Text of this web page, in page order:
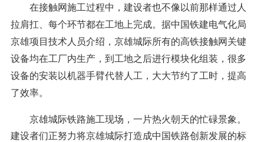
在接触网施工过程中，建设者也不像以前那样通过人
拉肩扛、每个环节都在工地上完成。据中国铁建电气化局
京雄项目技术人员介绍，京雄城际所有的高铁接触网关键
设备均在工厂内生产，到工地之后进行模块化组装，很多
设备的安装以机器手臂代替人工，大大节约了工时，提高
了效率。
京雄城际铁路施工现场，一片热火朝天的忙碌景象。
建设者们正努力将京雄城际打造成中国铁路创新发展的标